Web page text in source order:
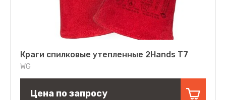
Краги спилковые утепленные 2Hands Т7
WG
Цена по запросу